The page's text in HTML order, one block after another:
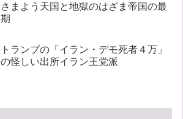
さまよう天国と地獄のはざま帝国の最
期
トランプの「イラン・デモ死者４万」
の怪しい出所イラン王党派